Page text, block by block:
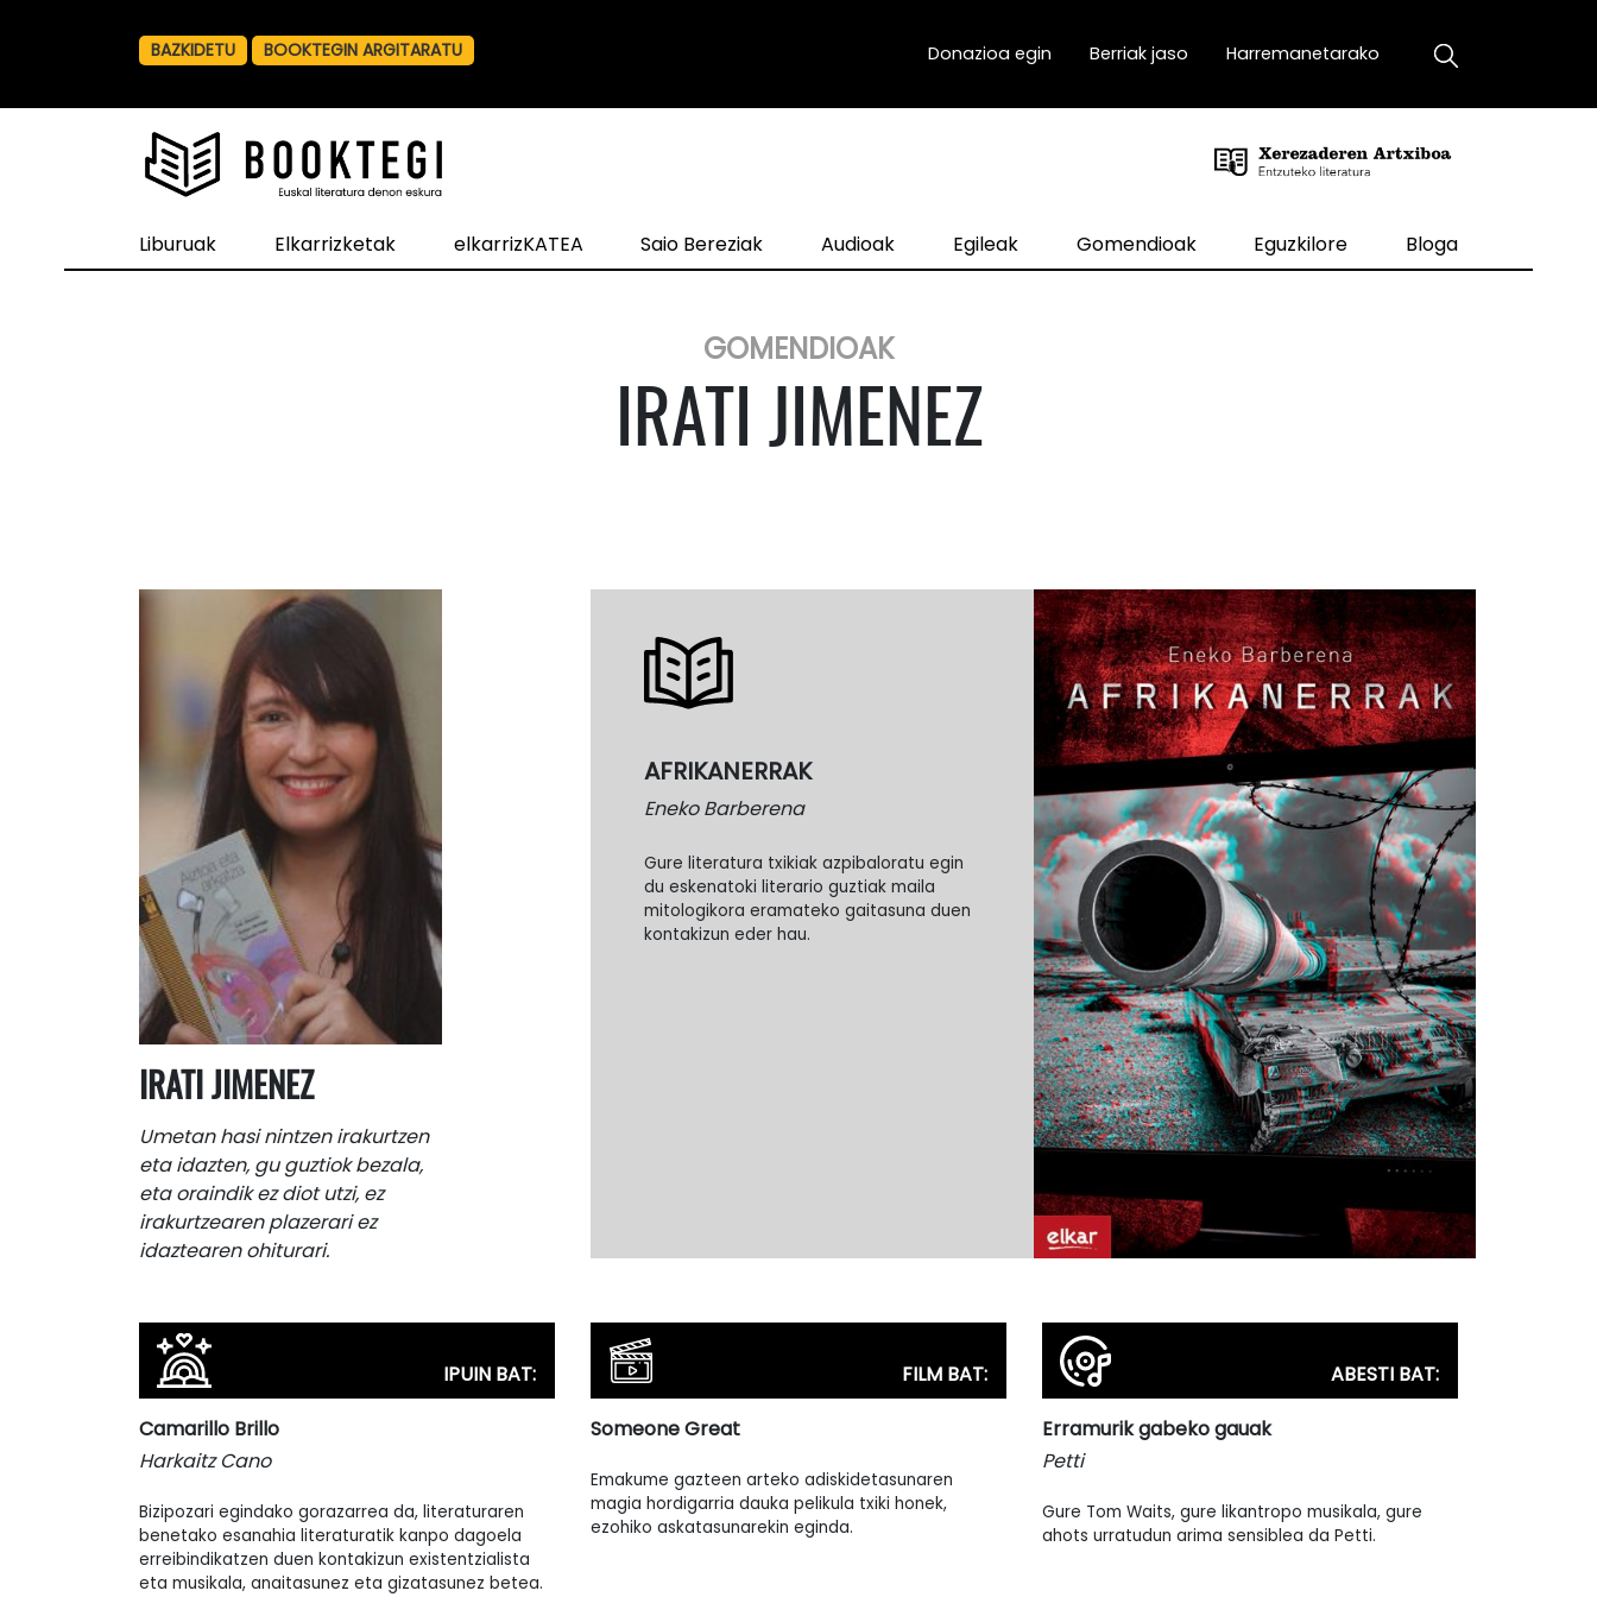
BAZKIDETU BOOKTEGIN ARGITARATU Donazioa egin Berriak jaso Harremanetarako
Liburuak Elkarrizketak elkarrizKATEA Saio Bereziak Audioak Egileak Gomendioak Eguzkilore Bloga
GOMENDIOAK
IRATI JIMENEZ
IRATI JIMENEZ
Umetan hasi nintzen irakurtzen
eta idazten, gu guztiok bezala,
eta oraindik ez diot utzi, ez
irakurtzearen plazerari ez
idaztearen ohiturari.
AFRIKANERRAK
Eneko Barberena
Gure literatura txikiak azpibaloratu egin
du eskenatoki literario guztiak maila
mitologikora eramateko gaitasuna duen
kontakizun eder hau.
IPUIN BAT:
Camarillo Brillo
Harkaitz Cano
Bizipozari egindako gorazarrea da, literaturaren
benetako esanahia literaturatik kanpo dagoela
erreibindikatzen duen kontakizun existentzialista
eta musikala, anaitasunez eta gizatasunez betea.
FILM BAT:
Someone Great
Emakume gazteen arteko adiskidetasunaren
magia hordigarria dauka pelikula txiki honek,
ezohiko askatasunarekin eginda.
ABESTI BAT:
Erramurik gabeko gauak
Petti
Gure Tom Waits, gure likantropo musikala, gure
ahots urratudun arima sensiblea da Petti.